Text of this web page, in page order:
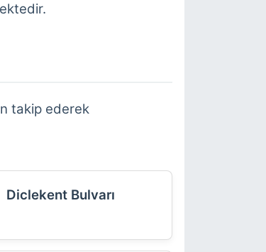
takip ederek
Diclekent Bulvarı